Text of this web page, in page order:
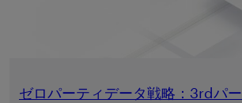
ゼロパーティデータ戦略：3rdパ